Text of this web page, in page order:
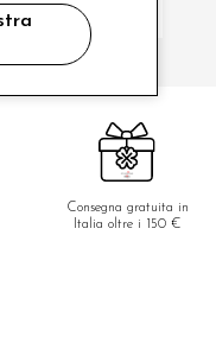
Consegna gratuita in
Italia oltre i 150 €